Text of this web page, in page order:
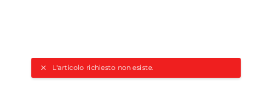
L'articolo richiesto non esiste.